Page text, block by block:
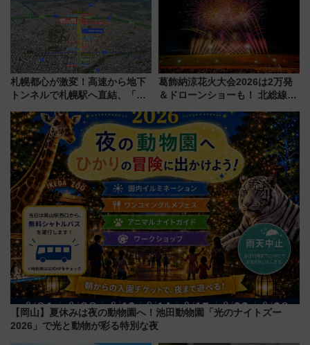
札幌都心が激変！高速から地下
トンネルで札幌駅へ直結、「創
から本格着工、延長4.8km整備
事業の全貌
葛飾納涼花火大会2026は2万発
＆ドローンショーも！ 北総線を
車、観覧スポット情報と周辺観
光まとめ（7/28開催）
【岡山】夏休みは夜の動物園へ！池田動物園「光のナイトズー
2026」で光と動物が彩る特別な夜